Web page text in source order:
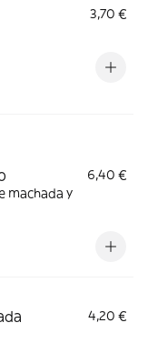
3,70 €
6,40 €
machada y
4,20 €